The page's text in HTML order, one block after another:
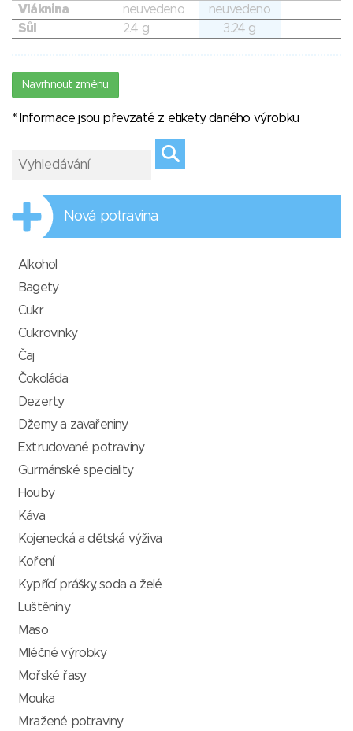
Vláknina
neuvedeno
neuvedeno
Sůl
2.4 g 3.24 g
Navrhnout změnu
* Informace jsou převzaté z etikety daného výrobku
Nová potravina
Alkohol
Bagety
Cukr
Cukrovinky
Čaj
Čokoláda
Dezerty
Džemy a zavařeniny
Extrudované potraviny
Gurmánské speciality
Houby
Káva
Kojenecká a dětská výživa
Koření
Kypřící prášky, soda a želé
Luštěniny
Maso
Mléčné výrobky
Mořské řasy
Mouka
Mražené potraviny